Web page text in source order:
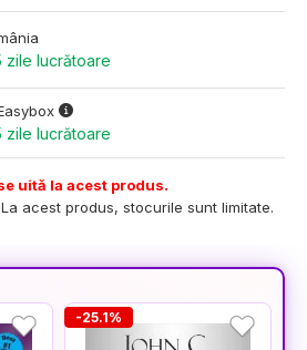
zile lucrătoare
zile lucrătoare
uită la acest produs.
acest produs, stocurile sunt limitate.
-25.1%